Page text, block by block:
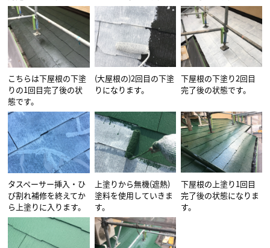
こちらは下屋根の下塗
りの1回目完了後の状
態です。
(大屋根の)2回目の下塗
りになります。
下屋根の下塗り2回目
完了後の状態です。
タスペーサー挿入・ひ
び割れ補修を終えてか
ら上塗りに入ります。
上塗りから無機(遮熱)
塗料を使用していきま
す。
下屋根の上塗り1回目
完了後の状態になりま
す。